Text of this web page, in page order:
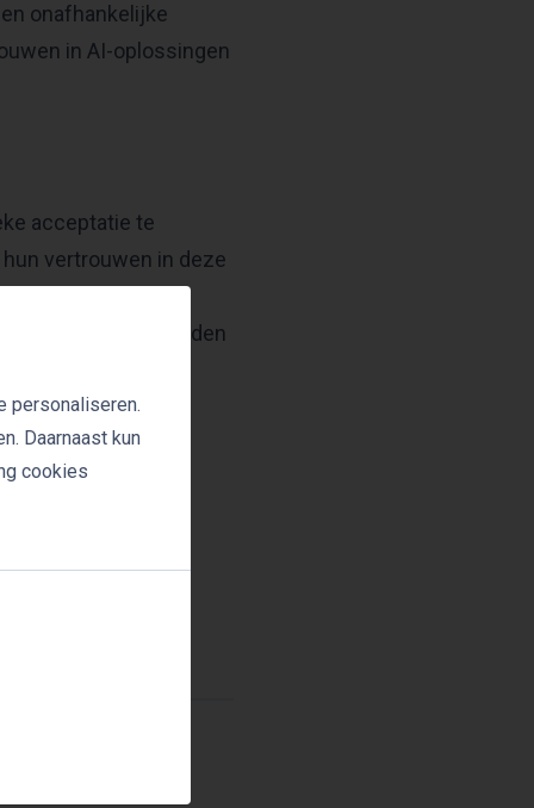
onafhankelijke
in AI-oplossingen
acceptatie te
vertrouwen in deze
verantwoord worden
behouden in de
personaliseren.
Daarnaast kun
cookies